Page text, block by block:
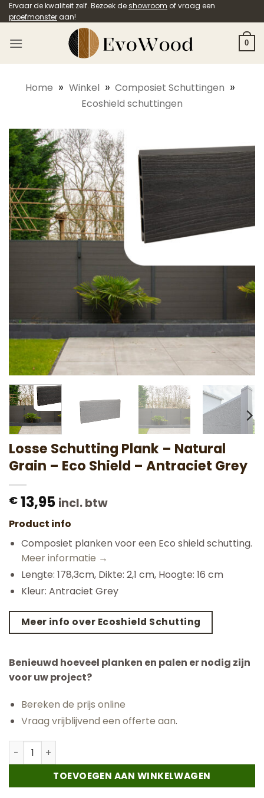
Ga
naar
inhoud
Ervaar de kwaliteit zelf. Bezoek deshowroom of vraag een
proefmonster aan!
0
Home » Winkel » Composiet Schuttingen »
Ecoshield schuttingen
Losse Schutting Plank – Natural
Grain – Eco Shield – Antraciet Grey
€ 13,95 incl. btw
Product info
Composiet planken voor een Eco shield schutting.
Meer informatie →
Lengte: 178,3cm, Dikte: 2,1 cm, Hoogte: 16 cm
Kleur: Antraciet Grey
Meer info over Ecoshield Schutting
Benieuwd hoeveel planken en palen er nodig zijn
voor uw project?
Bereken de prijs online
Vraag vrijblijvend een offerte aan.
Losse Schutting Plank - Natural Grain – Eco Shield –
TOEVOEGEN AAN WINKELWAGEN